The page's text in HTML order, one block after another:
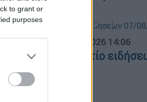
to grant or
purposes
07.08.2026 14:06
Μεσημεριανό δελτίο
07/08/2026